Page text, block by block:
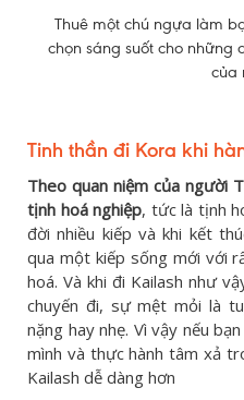
Thuê một chú ngựa làm
chọn sáng suốt cho những
của
Tinh thần đi Kora khi
Theo quan niệm của người
tịnh hoá nghiệp, tức là tịnh
đời nhiều kiếp và khi kết
qua một kiếp sống mới với
hoá. Và khi đi Kailash như
chuyến đi, sự mệt mỏi là
nặng hay nhẹ. Vì vậy nếu
mình và thực hành tâm xả
Kailash dễ dàng hơn